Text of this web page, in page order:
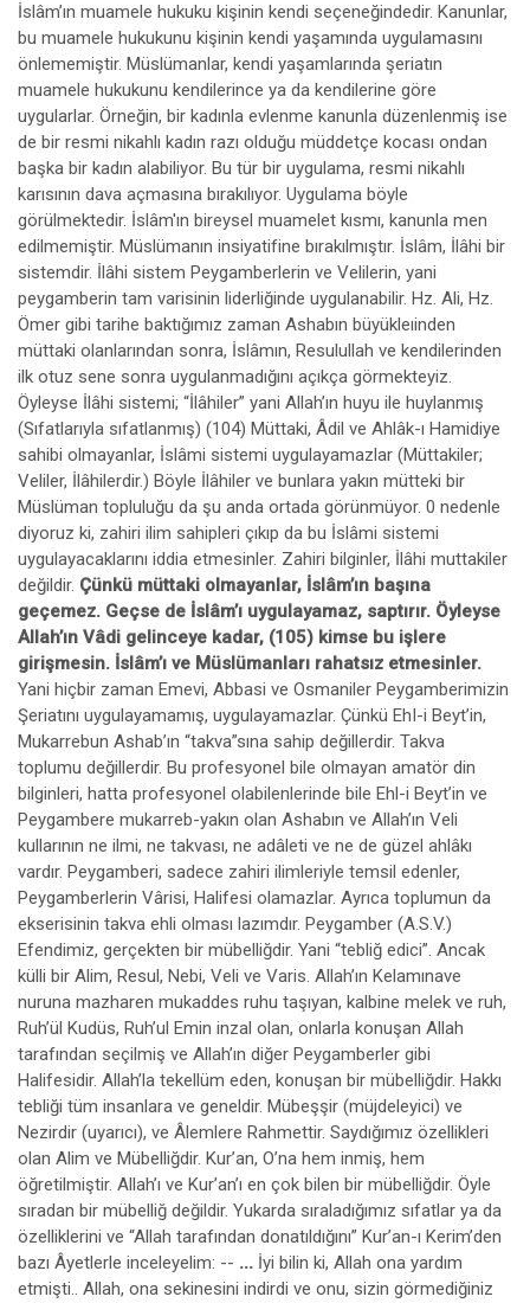
İslâm’ın muamele hukuku kişinin kendi seçeneğindedir. Kanunlar,
bu muamele hukukunu kişinin kendi yaşamında uygulamasını
önlememiştir. Müslümanlar, kendi yaşamlarında şeriatın
muamele hukukunu kendilerince ya da kendilerine göre
uygularlar. Örneğin, bir kadınla evlenme kanunla düzenlenmiş ise
de bir resmi nikahlı kadın razı olduğu müddetçe kocası ondan
başka bir kadın alabiliyor. Bu tür bir uygulama, resmi nikahlı
karısının dava açmasına bırakılıyor. Uygulama böyle
görülmektedir. İslâm'ın bireysel muamelet kısmı, kanunla men
edilmemiştir. Müslümanın insiyatifine bırakılmıştır. İslâm, İlâhi bir
sistemdir. İlâhi sistem Peygamberlerin ve Velilerin, yani
peygamberin tam varisinin liderliğinde uygulanabilir. Hz. Ali, Hz.
Ömer gibi tarihe baktığımız zaman Ashabın büyükleıinden
müttaki olanlarından sonra, İslâmın, Resulullah ve kendilerinden
ilk otuz sene sonra uygulanmadığını açıkça görmekteyiz.
Öyleyse İlâhi sistemi; “İlâhiler” yani Allah’ın huyu ile huylanmış
(Sıfatlarıyla sıfatlanmış) (104) Müttaki, Âdil ve Ahlâk-ı Hamidiye
sahibi olmayanlar, İslâmi sistemi uygulayamazlar (Müttakiler;
Veliler, İlâhilerdir.) Böyle İlâhiler ve bunlara yakın mütteki bir
Müslüman topluluğu da şu anda ortada görünmüyor. 0 nedenle
diyoruz ki, zahiri ilim sahipleri çıkıp da bu İslâmi sistemi
uygulayacaklarını iddia etmesinler. Zahiri bilginler, İlâhi muttakiler
değildir. Çünkü müttaki olmayanlar, İslâm’ın başına
geçemez. Geçse de İslâm’ı uygulayamaz, saptırır. Öyleyse
Allah’ın Vâdi gelinceye kadar, (105) kimse bu işlere
girişmesin. İslâm’ı ve Müslümanları rahatsız etmesinler.
Yani hiçbir zaman Emevi, Abbasi ve Osmaniler Peygamberimizin
Şeriatını uygulayamamış, uygulayamazlar. Çünkü EhI-i Beyt’in,
Mukarrebun Ashab’ın “takva”sına sahip değillerdir. Takva
toplumu değillerdir. Bu profesyonel bile olmayan amatör din
bilginleri, hatta profesyonel olabilenlerinde bile Ehl-i Beyt’in ve
Peygambere mukarreb-yakın olan Ashabın ve Allah’ın Veli
kullarının ne ilmi, ne takvası, ne adâleti ve ne de güzel ahlâkı
vardır. Peygamberi, sadece zahiri ilimleriyle temsil edenler,
Peygamberlerin Vârisi, Halifesi olamazlar. Ayrıca toplumun da
ekserisinin takva ehli olması lazımdır. Peygamber (A.S.V.)
Efendimiz, gerçekten bir mübelliğdir. Yani “tebliğ edici”. Ancak
külli bir Alim, Resul, Nebi, Veli ve Varis. Allah’ın Kelamınave
nuruna mazharen mukaddes ruhu taşıyan, kalbine melek ve ruh,
Ruh’ül Kudüs, Ruh’ul Emin inzal olan, onlarla konuşan Allah
tarafından seçilmiş ve Allah’ın diğer Peygamberler gibi
Halifesidir. Allah’la tekellüm eden, konuşan bir mübelliğdir. Hakkı
tebliği tüm insanlara ve geneldir. Mübeşşir (müjdeleyici) ve
Nezirdir (uyarıcı), ve Âlemlere Rahmettir. Saydığımız özellikleri
olan Alim ve Mübelliğdir. Kur’an, O’na hem inmiş, hem
öğretilmiştir. Allah’ı ve Kur’an’ı en çok bilen bir mübelliğdir. Öyle
sıradan bir mübelliğ değildir. Yukarda sıraladığımız sıfatlar ya da
özelliklerini ve “Allah tarafından donatıldığını” Kur’an-ı Kerim’den
bazı Âyetlerle inceleyelim: -- ... İyi bilin ki, Allah ona yardım
etmişti.. Allah, ona sekinesini indirdi ve onu, sizin görmediğiniz